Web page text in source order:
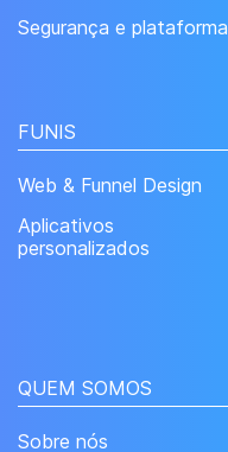
Segurança e plataforma
FUNIS
Web & Funnel Design
Aplicativos
personalizados
QUEM SOMOS
Sobre nós